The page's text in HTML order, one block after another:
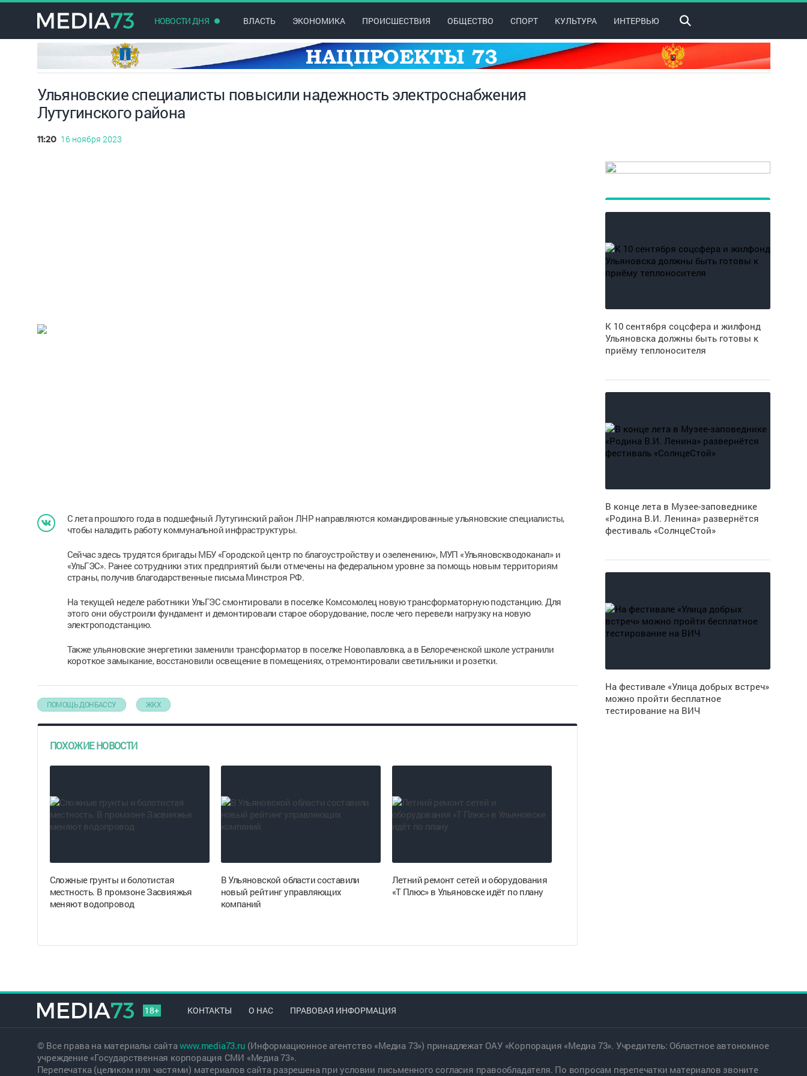
НОВОСТИ ДНЯ ВЛАСТЬ ЭКОНОМИКА ПРОИСШЕСТВИЯ ОБЩЕСТВО СПОРТ КУЛЬТУРА ИНТЕРВЬЮ
Ульяновские специалисты повысили надежность электроснабжения
Лутугинского района
11:20 16 ноября 2023
С лета прошлого года в подшефный Лутугинский район ЛНР направляются командированные ульяновские специалисты,
чтобы наладить работу коммунальной инфраструктуры.
Сейчас здесь трудятся бригады МБУ «Городской центр по благоустройству и озеленению», МУП «Ульяновскводоканал» и
«УльГЭС». Ранее сотрудники этих предприятий были отмечены на федеральном уровне за помощь новым территориям
страны, получив благодарственные письма Минстроя РФ.
На текущей неделе работники УльГЭС смонтировали в поселке Комсомолец новую трансформаторную подстанцию. Для
этого они обустроили фундамент и демонтировали старое оборудование, после чего перевели нагрузку на новую
электроподстанцию.
Также ульяновские энергетики заменили трансформатор в поселке Новопавловка, а в Белореченской школе устранили
короткое замыкание, восстановили освещение в помещениях, отремонтировали светильники и розетки.
ПОМОЩЬ ДОНБАССУ ЖКХ
ПОХОЖИЕ НОВОСТИ
Сложные грунты и болотистая
местность. В промзоне Засвияжья
меняют водопровод
В Ульяновской области составили
новый рейтинг управляющих
компаний
Летний ремонт сетей и оборудования
«Т Плюс» в Ульяновске идёт по плану
К 10 сентября соцсфера и жилфонд
Ульяновска должны быть готовы к
приёму теплоносителя
В конце лета в Музее-заповеднике
«Родина В.И. Ленина» развернётся
фестиваль «СолнцеСтой»
На фестивале «Улица добрых встреч»
можно пройти бесплатное
тестирование на ВИЧ
18+ КОНТАКТЫ О НАС ПРАВОВАЯ ИНФОРМАЦИЯ
© Все права на материалы сайтаwww.media73.ru (Информационное агентство «Медиа 73») принадлежат ОАУ «Корпорация «Медиа 73». Учредитель: Областное автономное
учреждение «Государственная корпорация СМИ «Медиа 73».
Перепечатка (целиком или частями) материалов сайта разрешена при условии письменного согласия правообладателя. По вопросам перепечатки материалов звоните